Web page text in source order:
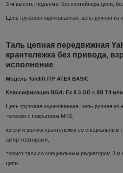
3 м высоты подъёма, без контейнера цепи,
Цепь грузовая оцинкованная, цепь ручная
Таль цепная передвижная
крантележка без привода,
исполнение
Модель Yalelift ITP ATEX BASIC
Классификация ВБИ: Ex II 3 GD c IIB T4 или
Цепь грузовая оцинкованная, цепь ручная
тележки с покрытием MKS,
крюки и ролики крантележки со
амортизаторами,
тормоз тали со специальным радиатором.3 м
цепи.